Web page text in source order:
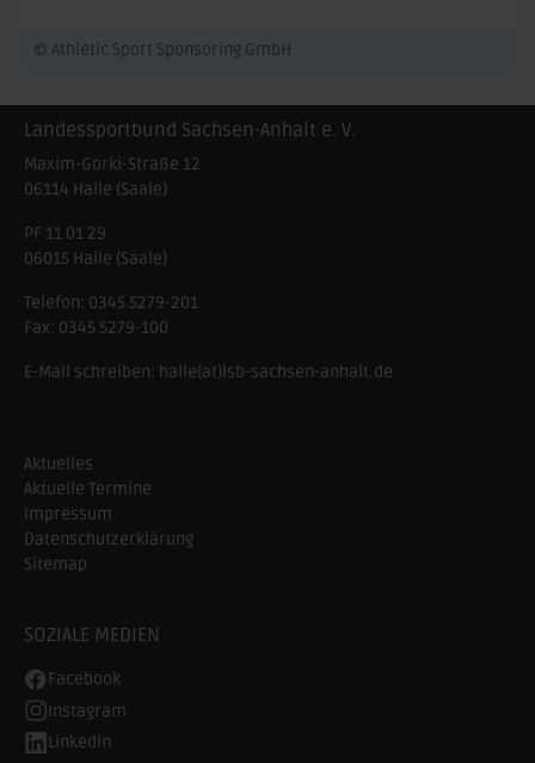
© Athletic Sport Sponsoring GmbH
Landessportbund Sachsen-Anhalt e. V.
Maxim-Gorki-Straße 12
06114 Halle (Saale)
PF 11 01 29
06015 Halle (Saale)
Telefon: 0345 5279-201
Fax: 0345 5279-100
E-Mail schreiben: halle(at)lsb-sachsen-anhalt.de
Aktuelles
Aktuelle Termine
Impressum
Datenschutzerklärung
Sitemap
SOZIALE MEDIEN
Facebook
Instagram
LinkedIn